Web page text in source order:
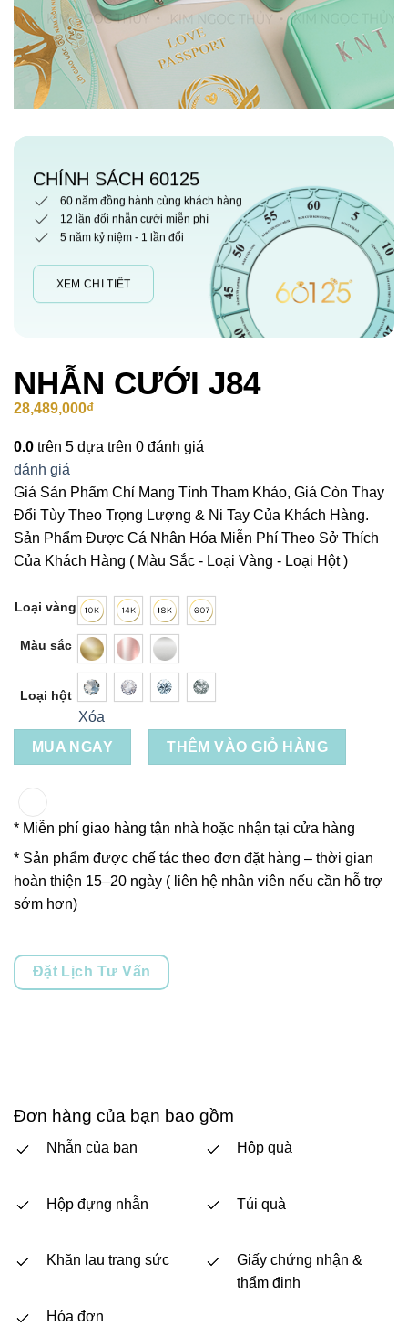
CHÍNH SÁCH 60125
60 năm đồng hành cùng khách hàng
12 lần đổi nhẫn cưới miễn phí
5 năm kỷ niệm - 1 lần đổi
XEM CHI TIẾT
NHẪN CƯỚI J84
28,489,000₫
0.0 trên 5 dựa trên 0 đánh giá
đánh giá
Giá Sản Phẩm Chỉ Mang Tính Tham Khảo, Giá Còn Thay
Đổi Tùy Theo Trọng Lượng & Ni Tay Của Khách Hàng.
Sản Phẩm Được Cá Nhân Hóa Miễn Phí Theo Sở Thích
Của Khách Hàng ( Màu Sắc - Loại Vàng - Loại Hột )
Loại vàng
Màu sắc
Loại hột
Xóa
MUA NGAY
THÊM VÀO GIỎ HÀNG
* Miễn phí giao hàng tận nhà hoặc nhận tại cửa hàng
* Sản phẩm được chế tác theo đơn đặt hàng – thời gian
hoàn thiện 15–20 ngày ( liên hệ nhân viên nếu cần hỗ trợ
sớm hơn)
Đặt Lịch Tư Vấn
Đơn hàng của bạn bao gồm
Nhẫn của bạn
Hộp đựng nhẫn
Khăn lau trang sức
Hóa đơn
Hộp quà
Túi quà
Giấy chứng nhận &
thẩm định